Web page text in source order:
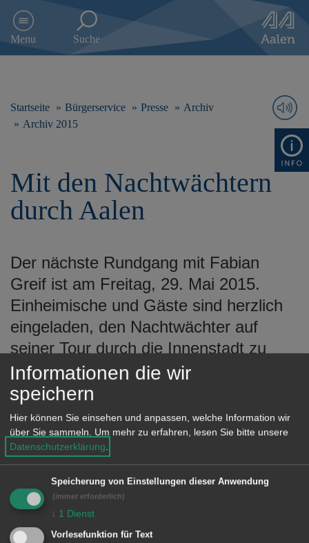
e
Menu Suche
Startseite Bürgerservice Presse
Archiv
Archiv 2015
Mit den Nachtwächtern
durch Aalen
Der nächste Rundgang mit Fabian
Greif ist am Freitag, 29. Mai 2015.
Einheimische und Gäste sind herzlich
eingeladen, den Nachtwächter auf
seiner Tour durch die Innenstadt zu
begleiten.
Beginn ist um 21 Uhr am Marktbrunnen
bei der Tourist-Information. Die
Teilnahmegebühr für Erwachsene
beträgt zwei Euro, Kinder/Jugendliche
bis 16 Jahre sind frei.
Informationen die wir
speichern
Hier können Sie einsehen und anpassen, welche Information wir
über Sie sammeln. Um mehr zu erfahren, lesen Sie bitte unsere
Datenschutzerklärung.
Speicherung von Einstellungen dieser Anwendung
(immer erforderlich)
↓ 1 Dienst
Vorlesefunktion für Text